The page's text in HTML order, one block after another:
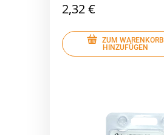
2,32 €
ZUM WARENKORB
HINZUFÜGEN